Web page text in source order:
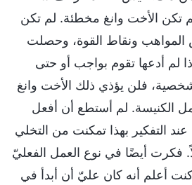
تكن الأخت وانغ مخطئة. لم تكن
المواهب ونقاط القوة، وحصلت
لم أدعها تقوم بواجب أو حتى
فلن يؤذي ذلك الأخت وانغ
الكنيسة. لم أستطع أن أفعل
عند التفكير بهذا تمكنت من التخلي
فكرت أيضًا في نوع العمل الفعليّ
أعلم أنه كان عليّ أن أبدأ في